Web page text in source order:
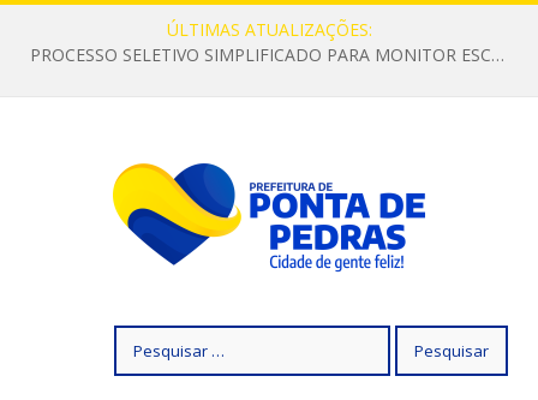
ÚLTIMAS ATUALIZAÇÕES:
PROCESSO SELETIVO SIMPLIFICADO PARA MONITOR ESCOLAR
por: